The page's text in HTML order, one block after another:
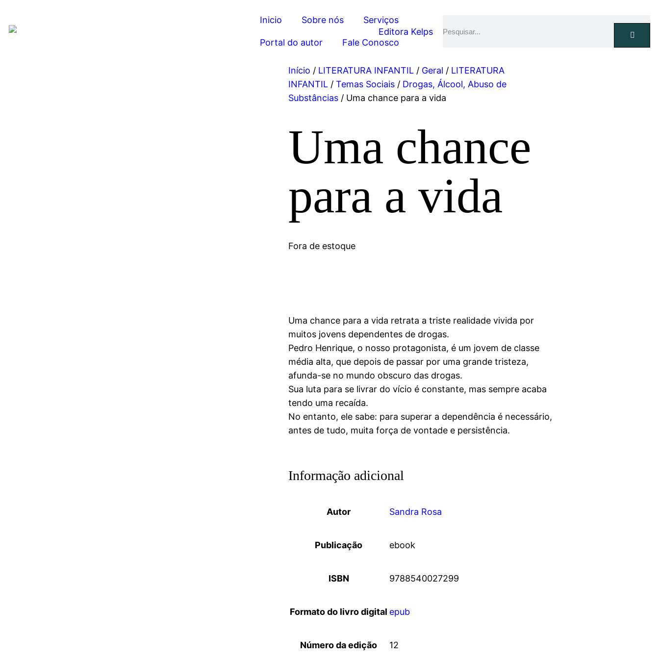
Inicio Sobre nós Serviços
Portal do autor Fale Conosco
Início / LITERATURA INFANTIL / Geral / LITERATURA
INFANTIL / Temas Sociais / Drogas, Álcool, Abuso de
Substâncias / Uma chance para a vida
Uma chance
para a vida
Fora de estoque
Uma chance para a vida retrata a triste realidade vivida por
muitos jovens dependentes de drogas.
Pedro Henrique, o nosso protagonista, é um jovem de classe
média alta, que depois de passar por uma grande tristeza,
afunda-se no mundo obscuro das drogas.
Sua luta para se livrar do vício é constante, mas sempre acaba
tendo uma recaída.
No entanto, ele sabe: para superar a dependência é necessário,
antes de tudo, muita força de vontade e persistência.
Informação adicional
Autor Sandra Rosa
Publicação ebook
ISBN 9788540027299
Formato do livro digital epub
Número da edição 12